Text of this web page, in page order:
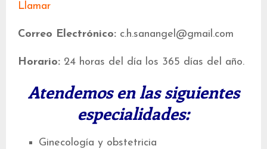
Llamar
Correo Electrónico: c.h.sanangel@gmail.com
Horario: 24 horas del día los 365 días del año.
Atendemos en las siguientes
especialidades:
Ginecología y obstetricia